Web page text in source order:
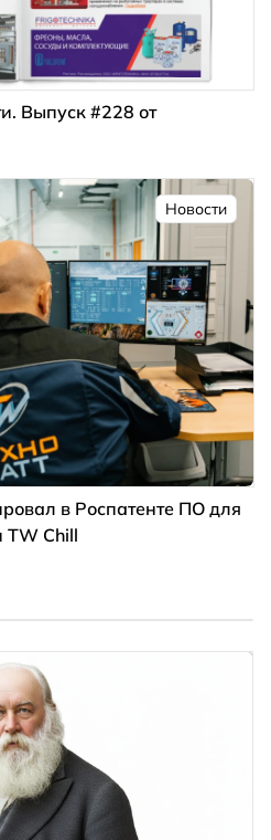
Выпуск #228 от
Новости
в Роспатенте ПО для
TW Chill